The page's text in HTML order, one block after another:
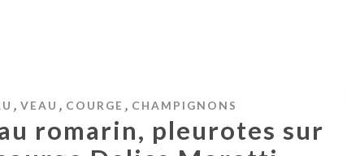
, VEAU , COURGE , CHAMPIGNONS
romarin, pleurotes sur